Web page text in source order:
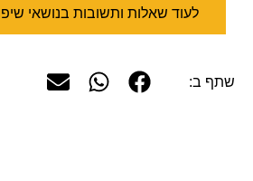
לעוד שאלות ותשובות בנושאי
שתף ב: